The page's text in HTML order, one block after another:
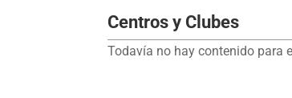
Centros y Clubes
Todavía no hay contenido para